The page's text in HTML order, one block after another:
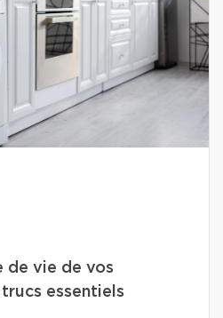
de vie de vos
essentiels